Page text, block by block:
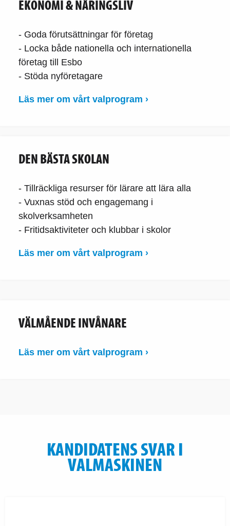
EKONOMI & NÄRINGSLIV
- Goda förutsättningar för företag
- Locka både nationella och internationella
företag till Esbo
- Stöda nyföretagare
Läs mer om vårt valprogram ›
DEN BÄSTA SKOLAN
- Tillräckliga resurser för lärare att lära alla
- Vuxnas stöd och engagemang i
skolverksamheten
- Fritidsaktiviteter och klubbar i skolor
Läs mer om vårt valprogram ›
VÄLMÅENDE INVÅNARE
Läs mer om vårt valprogram ›
KANDIDATENS SVAR I
VALMASKINEN